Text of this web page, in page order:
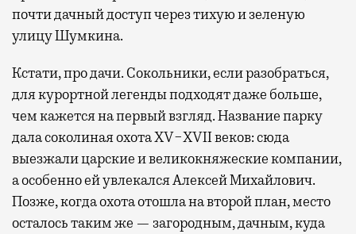
почти дачный доступ через тихую и зеленую
улицу Шумкина.
Кстати, про дачи. Сокольники, если разобраться,
для курортной легенды подходят даже больше,
чем кажется на первый взгляд. Название парку
дала соколиная охота XV−XVII веков: сюда
выезжали царские и великокняжеские компании,
а особенно ей увлекался Алексей Михайлович.
Позже, когда охота отошла на второй план, место
осталось таким же — загородным, дачным, куда